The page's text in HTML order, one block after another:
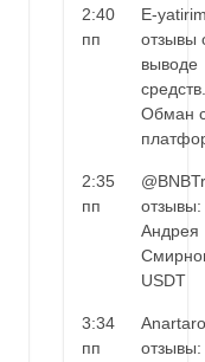
2:40
пп
E-
отзывы
выводе
средств.
Обман
2:35
пп
Андрея
USDT
3:34
пп
отзывы: